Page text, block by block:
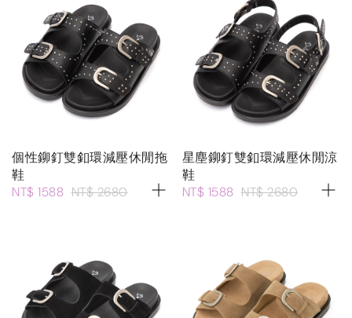
個性鉚釘雙釦環減壓休閒拖
鞋
NT$ 1588 NT$ 2680
星塵鉚釘雙釦環減壓休閒涼
鞋
NT$ 1588 NT$ 2680